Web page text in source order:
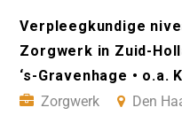
Verpleegkundige
Zorgwerk in Zuid-
‘s-Gravenhage • o.a.
Zorgwerk
Den